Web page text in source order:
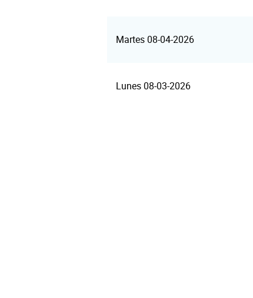
Martes 08-04-2026
Lunes 08-03-2026